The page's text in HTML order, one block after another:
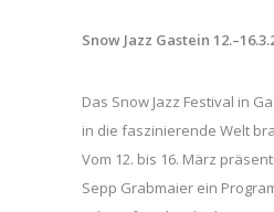
Snow Jazz Gastein
Das Snow Jazz Festival in
in die faszinierende Welt
Vom 12. bis 16. März
Sepp Grabmaier ein